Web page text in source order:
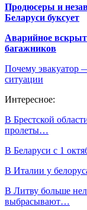
Продюсеры и
Беларуси буксует
Аварийное
багажников
Почему эвакуатор
ситуации
Интересное:
В Брестской
пролеты…
В Беларуси с 1
В Италии у
В Литву больше
выбрасывают…